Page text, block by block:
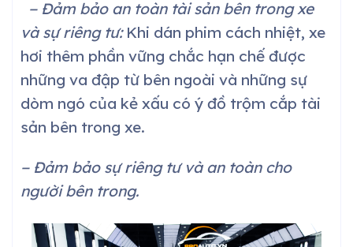
− Đảm bảo an toàn tài sản bên trong xe
và sự riêng tư:Khi dán phim cách nhiệt, xe
hơi thêm phần vững chắc hạn chế được
những va đập từ bên ngoài và những sự
dòm ngó của kẻ xấu có ý đồ trộm cắp tài
sản bên trong xe.
− Đảm bảo sự riêng tư và an toàn cho
người bên trong.